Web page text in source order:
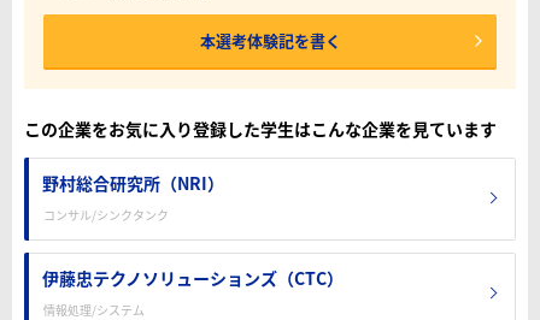
本選考体験記を書く
この企業をお気に入り登録した学生はこんな企業を見ています
野村総合研究所（NRI）
コンサル/シンクタンク
伊藤忠テクノソリューションズ（CTC）
情報処理/システム